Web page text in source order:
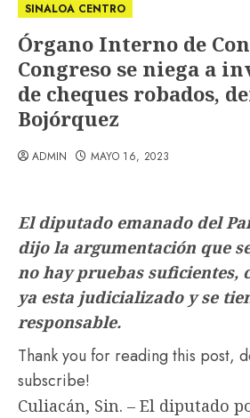
SINALOA CENTRO
Órgano Interno de
Congreso se niega a
de cheques robados,
Bojórquez
ADMIN MAYO 16, 2023
El diputado emanado del
dijo la argumentación que
no hay pruebas suficientes,
ya esta judicializado y se
responsable.
Thank you for reading this post,
subscribe!
Culiacán, Sin. – El diputado